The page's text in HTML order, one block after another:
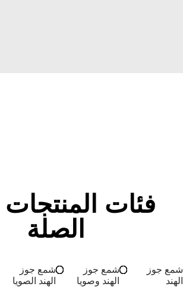
فئات
الصلة
شمع جوز
الهند
شمع جوز
الهند وصويا
شمع جوز
الهند الصويا